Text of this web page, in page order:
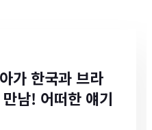
가 한국과 브라
남! 어떠한 얘기